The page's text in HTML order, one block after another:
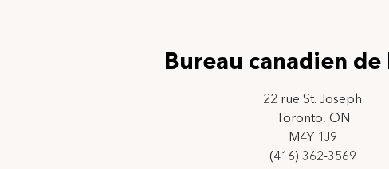
Bureau canadien de
22 rue St. Joseph
Toronto, ON
M4Y 1J9
(416) 362-3569